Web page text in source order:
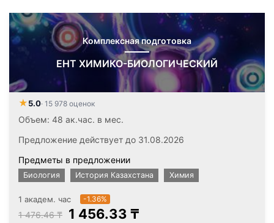
Комплексная подготовка
ЕНТ ХИМИКО-БИОЛОГИЧЕСКИЙ
★5.0· 15 978 оценок
Объем: 48 ак.час. в мес.
Предложение действует до 31.08.2026
Предметы в предложении
Биология История Казахстана Химия
1 академ. час -1.36%
1 476.46 ₸ 1 456.33 ₸